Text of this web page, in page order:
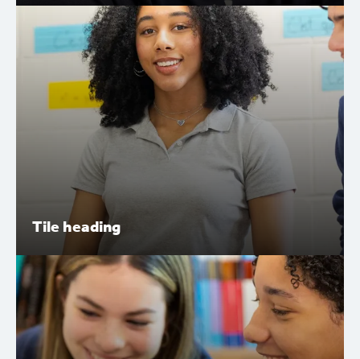
Lorem ipsum dolor sit amet, consectetur adipiscing elit.
Nunc vulputate libero et velit interdum, ac aliquet odio
mattis. Class aptent taciti sociosqu ad litora torquent.
Tile heading
Tile heading
Lorem ipsum dolor sit amet, consectetur adipiscing elit.
Nunc vulputate libero et velit interdum, ac aliquet odio
mattis. Class aptent taciti sociosqu ad litora torquent.